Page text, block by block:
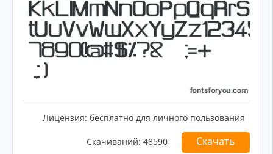
Лицензия: бесплатно для личного пользования
Скачиваний: 48590 Скачать